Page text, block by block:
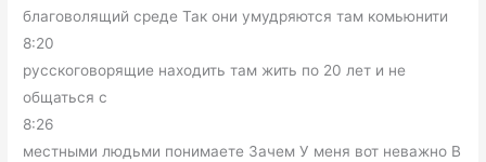
благоволящий среде Так они умудряются там комьюнити
8:20
русскоговорящие находить там жить по 20 лет и не
общаться с
8:26
местными людьми понимаете Зачем У меня вот неважно В